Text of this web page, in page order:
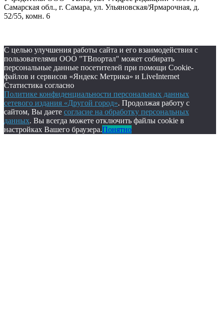
Самарская обл., г. Самара, ул. Ульяновская/Ярмарочная, д.
52/55, комн. 6
С целью улучшения работы сайта и его взаимодействия с
пользователями ООО "ТВпортал" может собирать
персональные данные посетителей при помощи Cookie-
файлов и сервисов «Яндекс Метрика» и LiveInternet
Статистика согласно
Политике конфиденциальности персональных данных
сетевого издания «Другой город». Продолжая работу с
сайтом, Вы даете согласие на обработку персональных
данных. Вы всегда можете отключить файлы cookie в
настройках Вашего браузера.Понятно